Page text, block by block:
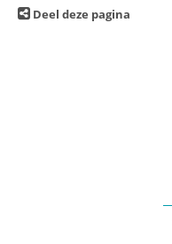
Deel deze pagina